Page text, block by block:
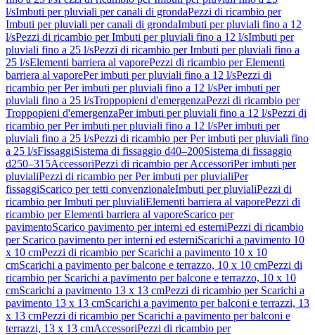
l/sImbuti per pluviali per canali di grondaPezzi di ricambio per
Imbuti per pluviali per canali di grondaImbuti per pluviali fino a 12
l/sPezzi di ricambio per Imbuti per pluviali fino a 12 l/sImbuti per
pluviali fino a 25 l/sPezzi di ricambio per Imbuti per pluviali fino a
25 l/sElementi barriera al vaporePezzi di ricambio per Elementi
barriera al vaporePer imbuti per pluviali fino a 12 l/sPezzi di
ricambio per Per imbuti per pluviali fino a 12 l/sPer imbuti per
pluviali fino a 25 l/sTroppopieni d'emergenzaPezzi di ricambio per
Troppopieni d'emergenzaPer imbuti per pluviali fino a 12 l/sPezzi di
ricambio per Per imbuti per pluviali fino a 12 l/sPer imbuti per
pluviali fino a 25 l/sPezzi di ricambio per Per imbuti per pluviali fino
a 25 l/sFissaggiSistema di fissaggio d40–200Sistema di fissaggio
d250–315AccessoriPezzi di ricambio per AccessoriPer imbuti per
pluvialiPezzi di ricambio per Per imbuti per pluvialiPer
fissaggiScarico per tetti convenzionaleImbuti per pluvialiPezzi di
ricambio per Imbuti per pluvialiElementi barriera al vaporePezzi di
ricambio per Elementi barriera al vaporeScarico per
pavimentoScarico pavimento per interni ed esterniPezzi di ricambio
per Scarico pavimento per interni ed esterniScarichi a pavimento 10
x 10 cmPezzi di ricambio per Scarichi a pavimento 10 x 10
cmScarichi a pavimento per balcone e terrazzo, 10 x 10 cmPezzi di
ricambio per Scarichi a pavimento per balcone e terrazzo, 10 x 10
cmScarichi a pavimento 13 x 13 cmPezzi di ricambio per Scarichi a
pavimento 13 x 13 cmScarichi a pavimento per balconi e terrazzi, 13
x 13 cmPezzi di ricambio per Scarichi a pavimento per balconi e
terrazzi, 13 x 13 cmAccessoriPezzi di ricambio per